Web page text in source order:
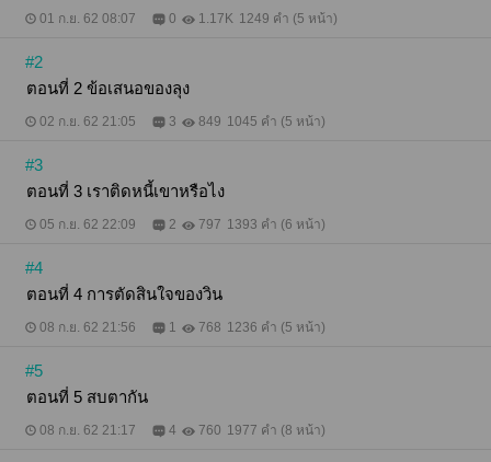
01 ก.ย. 62 08:07 0 1.17K 1249 คำ (5 หน้า)
#2
ตอนที่ 2 ข้อเสนอของลุง
02 ก.ย. 62 21:05 3 849 1045 คำ (5 หน้า)
#3
ตอนที่ 3 เราติดหนี้เขาหรือไง
05 ก.ย. 62 22:09 2 797 1393 คำ (6 หน้า)
#4
ตอนที่ 4 การตัดสินใจของวิน
08 ก.ย. 62 21:56 1 768 1236 คำ (5 หน้า)
#5
ตอนที่ 5 สบตากัน
08 ก.ย. 62 21:17 4 760 1977 คำ (8 หน้า)